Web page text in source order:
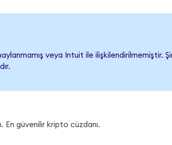
veya Intuit ile ilişkilendirilmemiştir.
En güvenilir kripto cüzdanı.